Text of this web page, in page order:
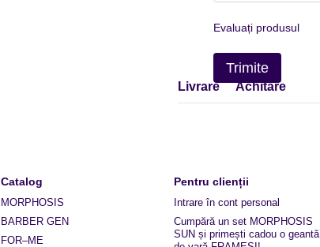
Evaluați produsul
Trimite
Livrare Achitare
Catalog
MORPHOSIS
BARBER GEN
FOR–ME
Pentru clienții
Intrare în cont personal
Cumpără un set MORPHOSIS
SUN și primești cadou o geantă